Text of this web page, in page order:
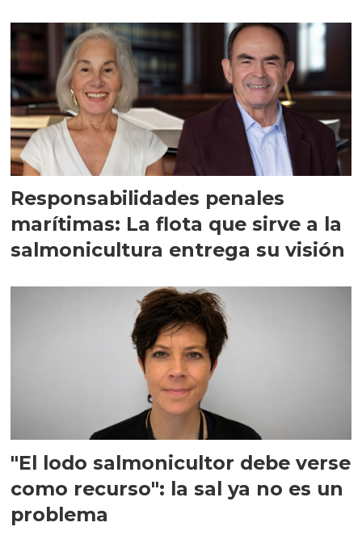
Responsabilidades penales
marítimas: La flota que sirve a la
salmonicultura entrega su visión
"El lodo salmonicultor debe verse
como recurso": la sal ya no es un
problema